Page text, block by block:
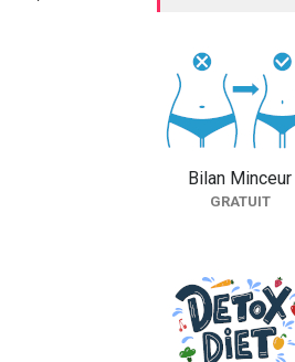
Bilan Minceur
GRATUIT